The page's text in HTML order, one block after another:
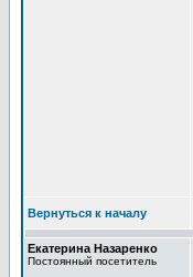
Вернуться к началу
Екатерина Назаренко
Постоянный посетитель